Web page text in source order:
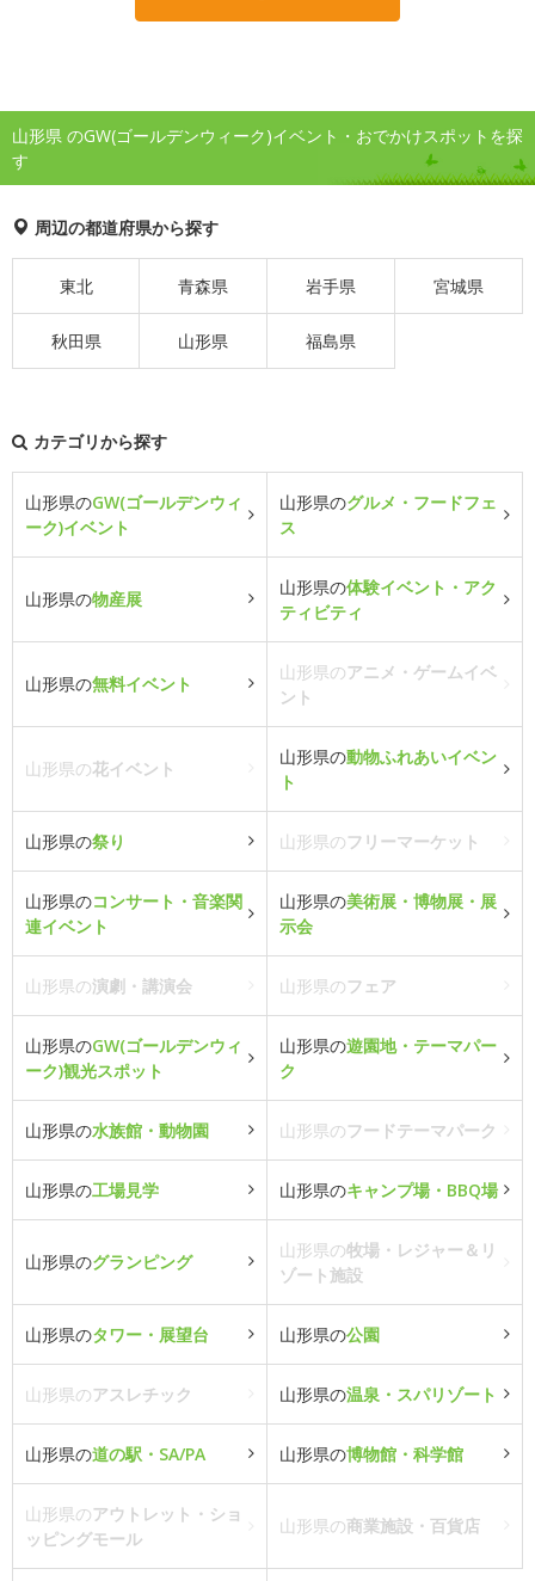
山形県 のGW(ゴールデンウィーク)イベント・おでかけスポットを探
す
周辺の都道府県から探す
東北 青森県 岩手県 宮城県
秋田県 山形県 福島県
カテゴリから探す
山形県のGW(ゴールデンウィ
ーク)イベント
山形県のグルメ・フードフェ
ス
山形県の物産展
山形県の体験イベント・アク
ティビティ
山形県の無料イベント
山形県のアニメ・ゲームイベ
ント
山形県の花イベント
山形県の動物ふれあいイベン
ト
山形県の祭り 山形県のフリーマーケット
山形県のコンサート・音楽関
連イベント
山形県の美術展・博物展・展
示会
山形県の演劇・講演会 山形県のフェア
山形県のGW(ゴールデンウィ
ーク)観光スポット
山形県の遊園地・テーマパー
ク
山形県の水族館・動物園 山形県のフードテーマパーク
山形県の工場見学 山形県のキャンプ場・BBQ場
山形県のグランピング
山形県の牧場・レジャー＆リ
ゾート施設
山形県のタワー・展望台 山形県の公園
山形県のアスレチック 山形県の温泉・スパリゾート
山形県の道の駅・SA/PA 山形県の博物館・科学館
山形県のアウトレット・ショ
ッピングモール
山形県の商業施設・百貨店